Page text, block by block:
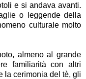
e si andava avanti.
o leggende della
culturale molto
almeno al grande
familiarità con altri
la cerimonia del tè, gli